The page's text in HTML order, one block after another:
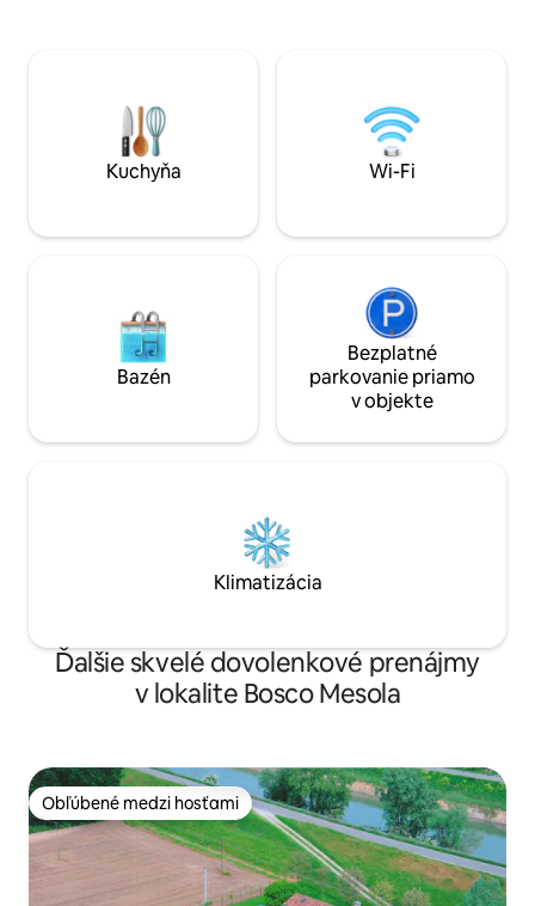
spálňa s manželskou posteľou, • Detská
postieľka a vysoká detská stolička •
kúpeľňa so sprchovacím kútom, •
vonkajšia sprcha pri bazéne, • Plne
otvorený po celý
€ za pobyt
Kuchyňa Wi-Fi
Bazén
Bezplatné
parkovanie priamo
v objekte
Klimatizácia
Ďalšie skvelé dovolenkové prenájmy
v lokalite Bosco Mesola
Obľúbené medzi hosťami
Obľúbené medzi hosťami